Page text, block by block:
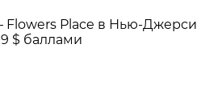
$ баллами